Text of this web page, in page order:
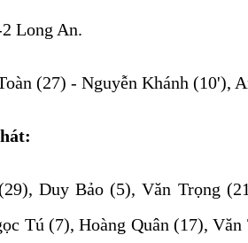
Long An.
(27) - Nguyễn Khánh (10'),
Duy Bảo (5), Văn Trọng
Tú (7), Hoàng Quân (17),